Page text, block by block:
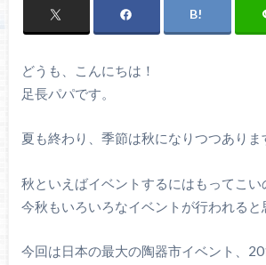
どうも、こんにちは！
足長パパです。
夏も終わり、季節は秋になりつつありま
秋といえばイベントするにはもってこい
今秋もいろいろなイベントが行われると
今回は日本の最大の陶器市イベント、